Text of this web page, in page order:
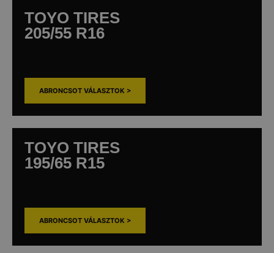
TOYO TIRES
205/55 R16
ABRONCSOT VÁLASZTOK >
TOYO TIRES
195/65 R15
ABRONCSOT VÁLASZTOK >